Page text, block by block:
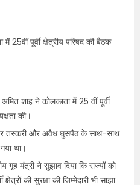
25वीं पूर्वी क्षेत्रीय परिषद की बैठक
शाह ने कोलकाता में 25 वीं पूर्वी
की।
तस्करी और अवैध घुसपैठ के साथ-साथ
था।
मंत्री ने सुझाव दिया कि राज्यों को
की सुरक्षा की जिम्मेदारी भी साझा